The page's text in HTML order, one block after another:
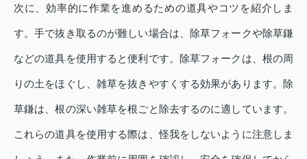
次に、効率的に作業を進めるための道具やコツを紹介しま
す。手で抜き取るのが難しい場合は、除草フォークや除草鎌
などの道具を使用すると便利です。除草フォークは、根の周
りの土をほぐし、雑草を抜きやすくする効果があります。除
草鎌は、根の深い雑草を根ごと除去するのに適しています。
これらの道具を使用する際は、怪我をしないように注意しま